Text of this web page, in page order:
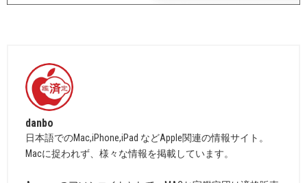
danbo
日本語でのMac,iPhone,iPad などApple関連の情報サイト。
Macに捉われず、様々な情報を掲載しています。